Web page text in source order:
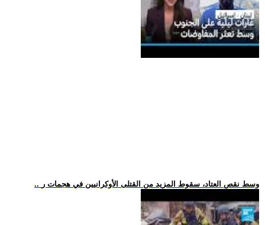
.. وسط نقص العتاد، سقوط المزيد من القتلى الأوكرانيين في هجمات ر